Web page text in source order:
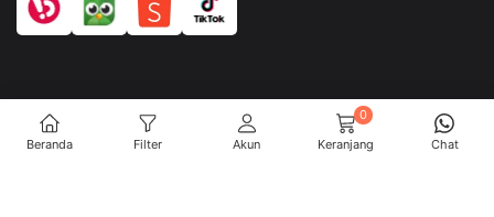
@Copyright Toko Saudagar WP. All Rights Reserved
Beranda Filter Akun
0
Keranjang
Chat